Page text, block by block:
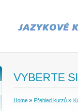
VYBERTE
Home» Přehled kurzů»